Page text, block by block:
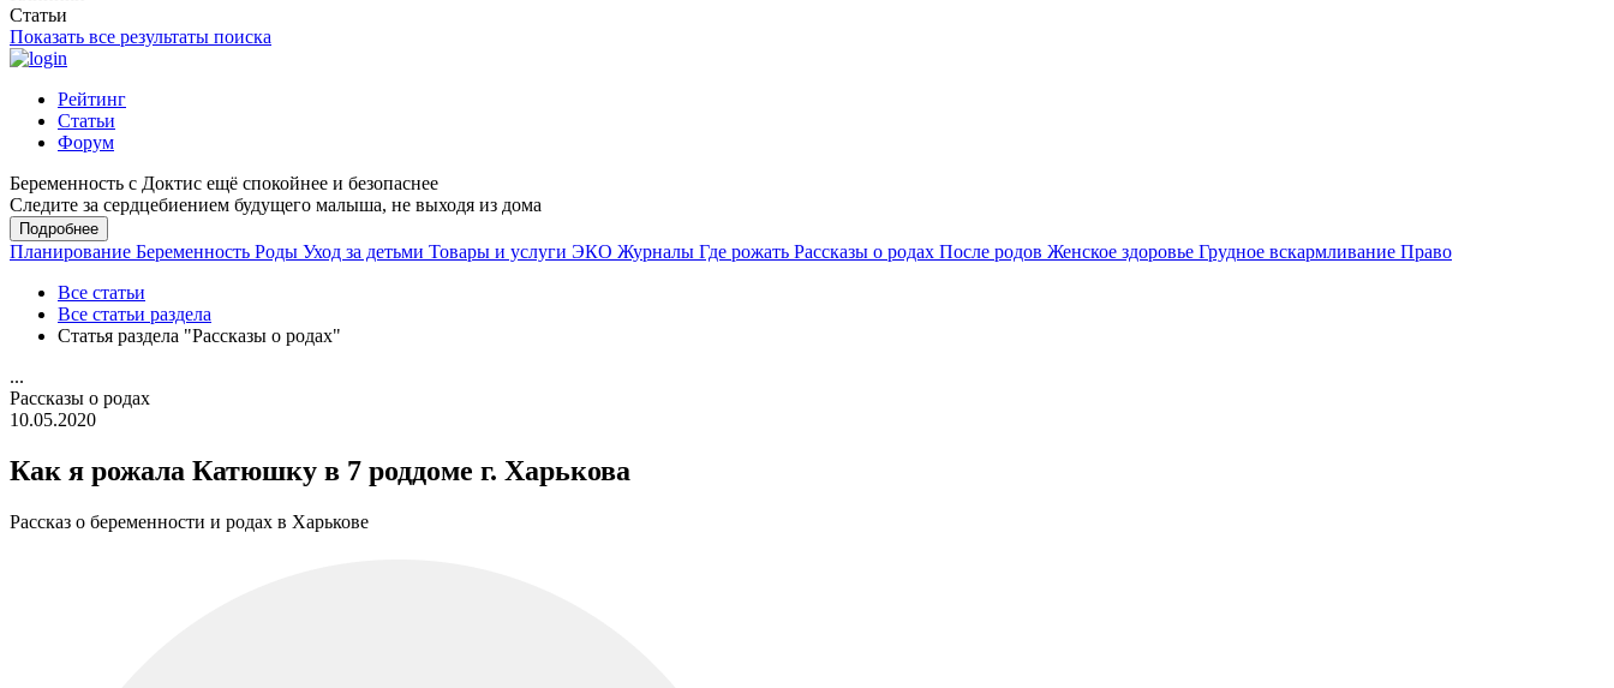
Статьи
Показать все результаты поиска
Рейтинг
Статьи
Форум
Беременность с Доктис ещё спокойнее и безопаснее
Следите за сердцебиением будущего малыша, не выходя из дома
Подробнее
Планирование Беременность Роды Уход за детьми Товары и услуги ЭКО Журналы Где рожать Рассказы о родах После родов Женское здоровье Грудное вскармливание Право
Все статьи
Все статьи раздела
Статья раздела "Рассказы о родах"
...
Рассказы о родах
10.05.2020
Как я рожала Катюшку в 7 роддоме г. Харькова
Рассказ о беременности и родах в Харькове